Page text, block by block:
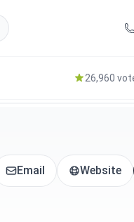
26,960
Email Website